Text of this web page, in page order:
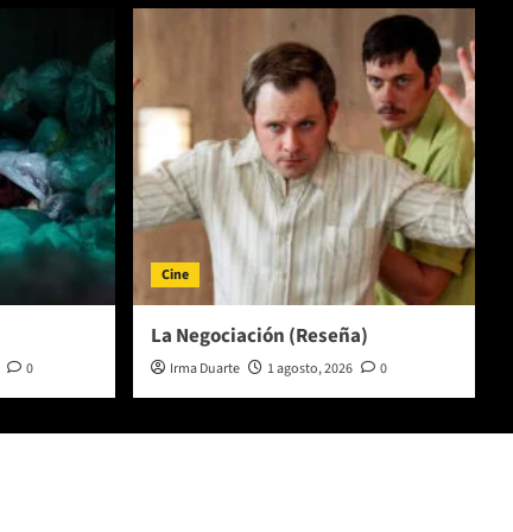
0
Cine
La Negociación (Reseña)
Irma Duarte 1 agosto, 2026 0